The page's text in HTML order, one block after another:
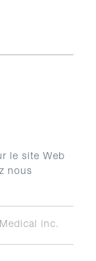
le site Web
nous
inc.